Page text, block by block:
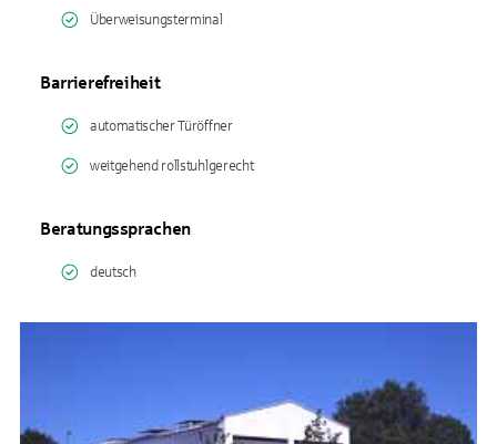
Überweisungsterminal
Barrierefreiheit
automatischer Türöffner
weitgehend rollstuhlgerecht
Beratungssprachen
deutsch